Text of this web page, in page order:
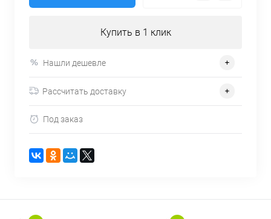
Купить в 1 клик
Нашли дешевле
Рассчитать доставку
Под заказ